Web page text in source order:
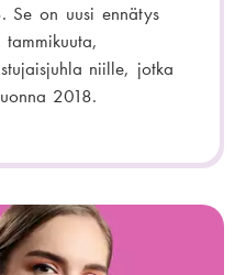
Se on uusi ennätys
niille, jotka
2018.